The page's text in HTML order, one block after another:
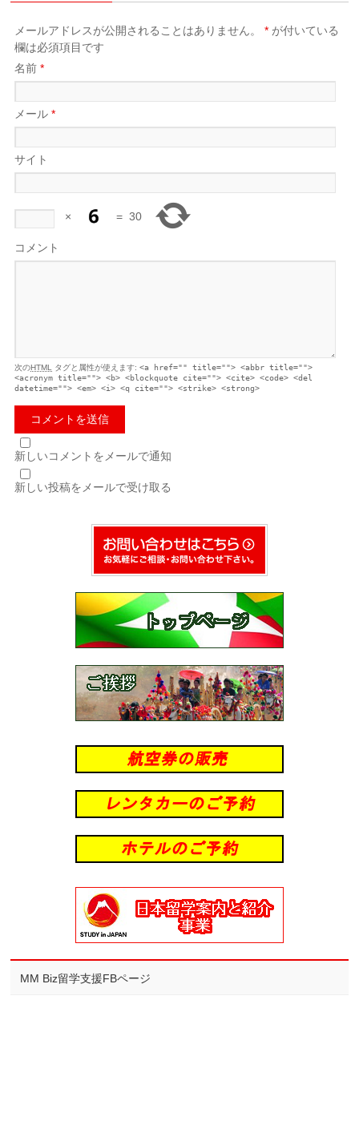
メールアドレスが公開されることはありません。 * が付いている
欄は必須項目です
名前*
メール*
サイト
× = 30
コメント
次のHTML タグと属性が使えます:<a href="" title=""> <abbr title="">
<acronym title=""> <b> <blockquote cite=""> <cite> <code> <del
datetime=""> <em> <i> <q cite=""> <strike> <strong>
新しいコメントをメールで通知
新しい投稿をメールで受け取る
MM Biz留学支援FBページ